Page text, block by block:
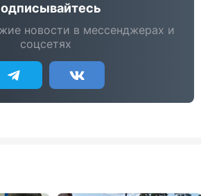
новости в мессенджерах и
соцсетях